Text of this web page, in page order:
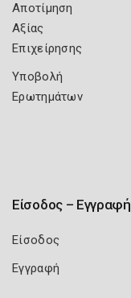
Αποτίμηση
Αξίας
Επιχείρησης
Υποβολή
Ερωτημάτων
Είσοδος – Εγγραφή
Είσοδος
Εγγραφή